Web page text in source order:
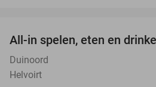
All-in spelen, eten en
Duinoord
Helvoirt